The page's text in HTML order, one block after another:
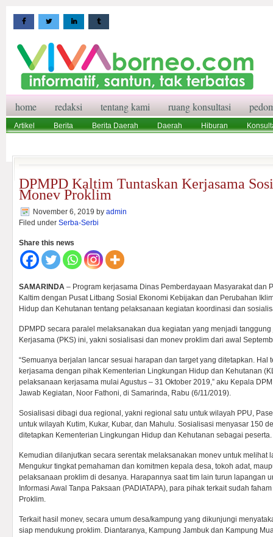
home redaksi tentang kami ruang konsultasi
Artikel Berita Berita Daerah Daerah Hiburan
DPMPD Kaltim Tuntaskan Kerjasama
Monev Proklim
November 6, 2019 by admin
Filed under Serba-Serbi
Share this news
SAMARINDA – Program kerjasama Dinas Pemberdayaan Masyarakat dan
Kaltim dengan Pusat Litbang Sosial Ekonomi Kebijakan dan Perubahan
Hidup dan Kehutanan tentang pelaksanaan kegiatan koordinasi dan
DPMPD secara paralel melaksanakan dua kegiatan yang menjadi
Kerjasama (PKS) ini, yakni sosialisasi dan monev proklim dari awal
“Semuanya berjalan lancar sesuai harapan dan target yang ditetapkan. Hal
kerjasama dengan pihak Kementerian Lingkungan Hidup dan Kehutanan
pelaksanaan kerjasama mulai Agustus – 31 Oktober 2019,” aku Kepala
Jawab Kegiatan, Noor Fathoni, di Samarinda, Rabu (6/11/2019).
Sosialisasi dibagi dua regional, yakni regional satu untuk wilayah PPU,
untuk wilayah Kutim, Kukar, Kubar, dan Mahulu. Sosialisasi menyasar 150
ditetapkan Kementerian Lingkungan Hidup dan Kehutanan sebagai peserta.
Kemudian dilanjutkan secara serentak melaksanakan monev untuk melihat
Mengukur tingkat pemahaman dan komitmen kepala desa, tokoh adat,
pelaksanaan proklim di desanya. Harapannya saat tim lain turun lapangan
Informasi Awal Tanpa Paksaan (PADIATAPA), para pihak terkait sudah
Proklim.
Terkait hasil monev, secara umum desa/kampung yang dikunjungi
siap mendukung proklim. Diantaranya, Kampung Jambuk dan Kampung